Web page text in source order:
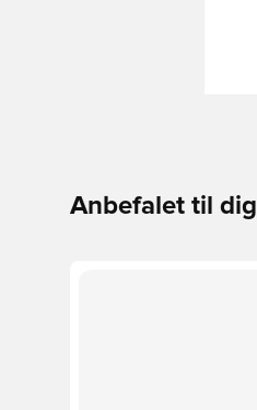
Anbefalet til dig